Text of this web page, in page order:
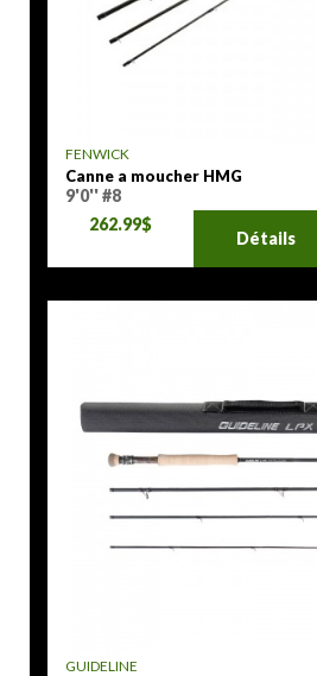
FENWICK
Canne a moucher HMG
9'0'' #8
262.99$
Détails
GUIDELINE